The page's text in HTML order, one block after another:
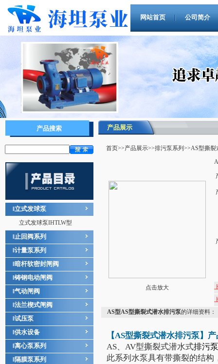
网站首页 公司简介
产品搜索
立式发球泵
立式发球泵IHTLW型
止回阀系列
计量泵系列
暗杆软密封闸阀
铸钢电动闸阀
气动闸阀
法兰楔式闸阀
试压泵
供水设备
离心泵系列
隔膜泵系列
产品展示
首页>>产品展示>>排污泵系列 >>AS型撕裂
点击放大
AS型AS型撕裂式潜水排污泵的详细资料：
【AS型撕裂式潜水排污泵】
AS、AV型撕裂式潜水式排污泵
此系列水泵具有带撕裂的结